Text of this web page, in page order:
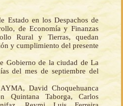
Estado en los Despachos de
de Economía y Finanzas
Rural y Tierras, quedan
y cumplimiento del presente
Gobierno de la ciudad de La
del mes de septiembre del
David Choquehuanca
Quintana Taborga, Carlos